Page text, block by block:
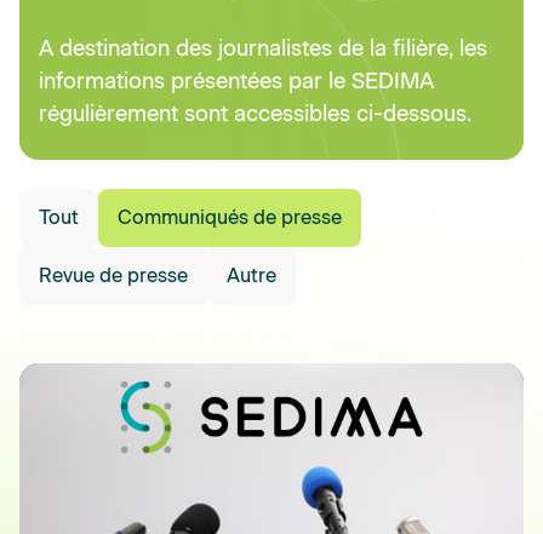
Formations
Offres d'emploi
A destination des journalistes de la filière, les
informations présentées par le SEDIMA
régulièrement sont accessibles ci-dessous.
Tout Communiqués de presse
Revue de presse Autre